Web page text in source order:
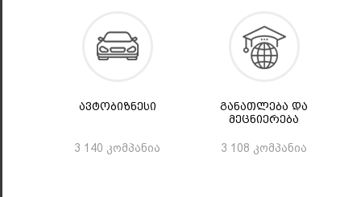
Ავტობიზნესი
3 140 კომპანია
Განათლება Და
Მეცნიერება
3 108 კომპანია